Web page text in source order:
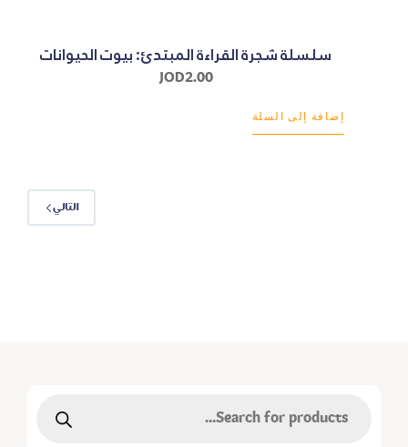
سلسلة شجرة القراءة المبتدئ: بيوت الحيوانات
JOD2.00
إضافة إلى السلة
التالي